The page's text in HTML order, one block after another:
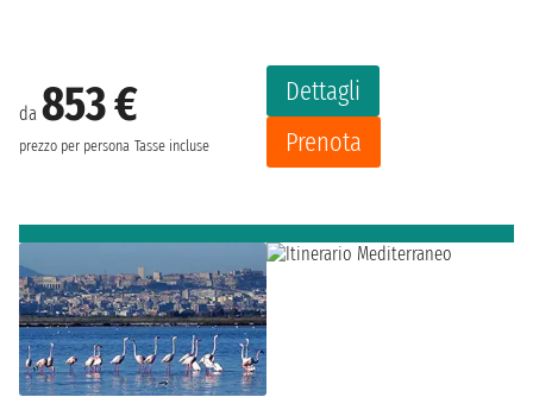
da 853 €
prezzo per persona Tasse incluse
Dettagli
Prenota